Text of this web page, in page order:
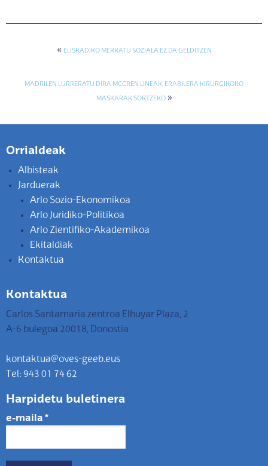
« EUSKADIKO MERKATU SOZIALA EZ DA GELDITZEN
MADRILEN LURRERATU DIRA MCCREN LINEAK, ERABILERA KIRURGIKOKO
MASKARAK SORTZEKO»
Orrialdeak
Albisteak
Jarduerak
Arlo Sozio-Ekonomikoa
Arlo Juridiko-Politikoa
Arlo Zientifiko-Akademikoa
Ekitaldiak
Kontaktua
Kontaktua
Carlos Santamaria zentroa Elhuyar Plaza, 2
A-6 bulegoa 20018, Donostia
kontaktua@oves-geeb.eus
Tel: 943 01 74 62
Harpidetu buletinera
e-maila *